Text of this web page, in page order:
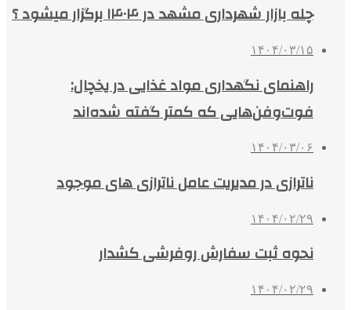
چله بازار شهرداری مشهد در ۱۴۰۴ برگزار میشود ؟
۱۴۰۴/۰۳/۱۵
راهنمای نگهداری مواد غذایی در یخچال:
فوت‌وفن‌هایی که کمتر گفته شده‌اند
۱۴۰۴/۰۳/۰۶
ناترازی در مدیریت عامل ناترازی های موجود
۱۴۰۴/۰۲/۲۹
نحوه ثبت سفارش روفرشی کشدار
۱۴۰۴/۰۲/۲۹